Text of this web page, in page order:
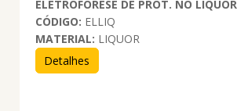
ELETROFORESE DE PROT. NO LIQUOR
CÓDIGO: ELLIQ
MATERIAL: LIQUOR
Detalhes